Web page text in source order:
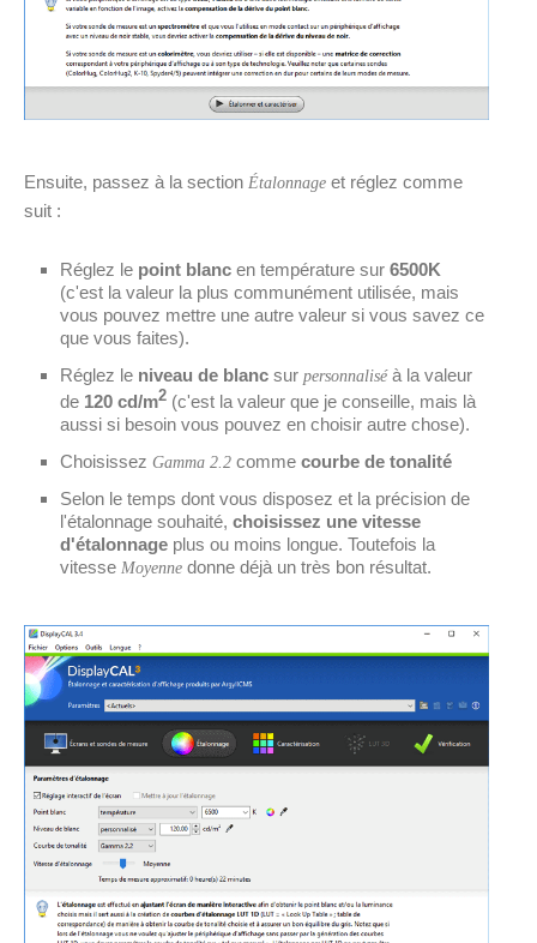
Ensuite, passez à la section Étalonnage et réglez comme
suit :
Réglez le point blanc en température sur 6500K
(c'est la valeur la plus communément utilisée, mais
vous pouvez mettre une autre valeur si vous savez ce
que vous faites).
Réglez le niveau de blanc sur personnaliséà la valeur
de 120 cd/m2 (c'est la valeur que je conseille, mais là
aussi si besoin vous pouvez en choisir autre chose).
Choisissez Gamma 2.2 comme courbe de tonalité
Selon le temps dont vous disposez et la précision de
l'étalonnage souhaité, choisissez une vitesse
d'étalonnage plus ou moins longue. Toutefois la
vitesse Moyenne donne déjà un très bon résultat.